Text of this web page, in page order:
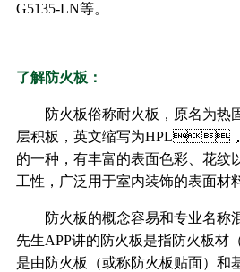
G5135-LN等。
了解防火板：
防火板俗称耐火板，原名为
层积板，英文缩写为
的一种，有丰富的表面色彩、
工性，广泛用于室内装饰的表面材料
防火板的概念容易和专业名称混
先生APP讲的防火板是指防火板材（
是由防火板（或称防火板贴面）和基